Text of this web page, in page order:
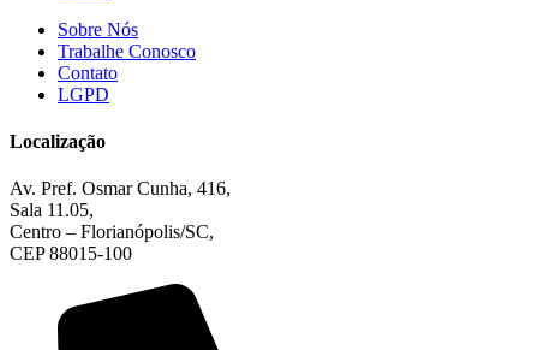
Sobre Nós
Trabalhe Conosco
Contato
LGPD
Localização
Av. Pref. Osmar Cunha, 416,
Sala 11.05,
Centro – Florianópolis/SC,
CEP 88015-100